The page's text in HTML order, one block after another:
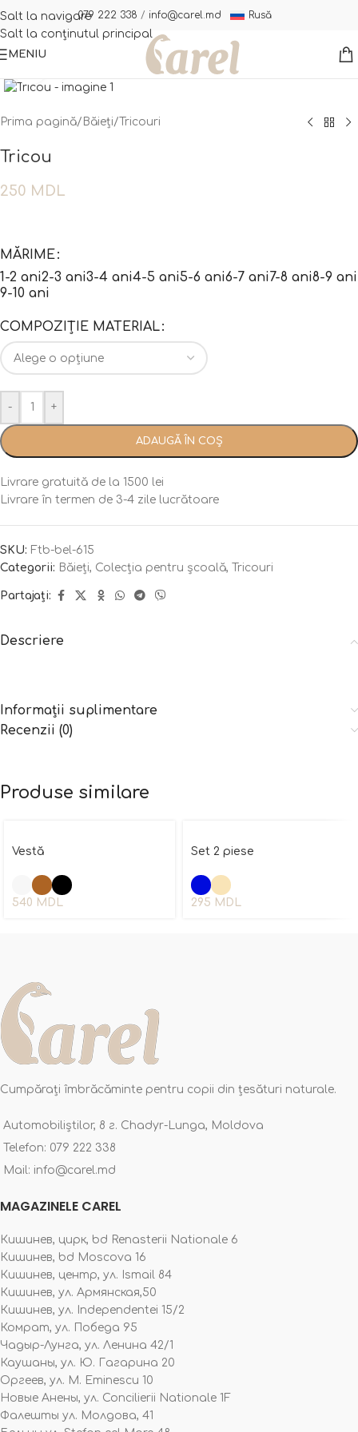
Salt la navigare
Salt la conținutul principal
079 222 338 / info@carel.md Rusă
MENIU
Fă clic pentru a mări
Prima pagină/ Băieți/ Tricouri
Tricou
250 MDL
MĂRIME
1-2 ani2-3 ani3-4 ani4-5 ani5-6 ani6-7 ani7-8 ani8-9 ani
9-10 ani
COMPOZIȚIE MATERIAL
- +
ADAUGĂ ÎN COȘ
Livrare gratuită de la 1500 lei
Livrare în termen de 3-4 zile lucrătoare
SKU: Ftb-bel-615
Categorii: Băieți, Colecția pentru școală, Tricouri
Partajați:
Descriere
Informații suplimentare
Recenzii (0)
Produse similare
Vestă
540 MDL
Set 2 piese
295 MDL
Cumpărați îmbrăcăminte pentru copii din țesături naturale.
Automobiliștilor, 8 г. Chadyr-Lunga, Moldova
Telefon: 079 222 338
Mail: info@carel.md
MAGAZINELE CAREL
Кишинев, цирк, bd Renasterii Nationale 6
Кишинев, bd Moscova 16
Кишинев, центр, ул. Ismail 84
Кишинев, ул. Армянская,50
Кишинев, ул. Independentei 15/2
Комрат, ул. Победа 95
Чадыр-Лунга, ул. Ленина 42/1
Каушаны, ул. Ю. Гагарина 20
Оргеев, ул. M. Eminescu 10
Новые Анены, ул. Concilierii Nationale 1F
Фалешты ул. Молдова, 41